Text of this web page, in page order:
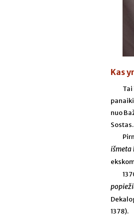
Kas
Tai
nuo
Sostas.
išmeta
1378).